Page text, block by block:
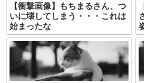
【衝撃画像】もちまるさん、つ
いに壊してしまう・・・これは
始まったな